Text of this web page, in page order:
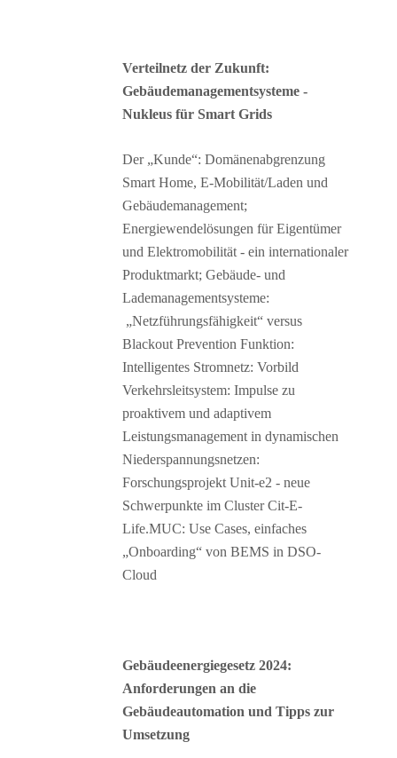
Verteilnetz der Zukunft:
Gebäudemanagementsysteme -
Nukleus für Smart Grids
Der „Kunde“: Domänenabgrenzung
Smart Home, E-Mobilität/Laden und
Gebäudemanagement;
Energiewendelösungen für Eigentümer
und Elektromobilität - ein internationaler
Produktmarkt; Gebäude- und
Lademanagementsysteme:
„Netzführungsfähigkeit“ versus
Blackout Prevention Funktion:
Intelligentes Stromnetz: Vorbild
Verkehrsleitsystem: Impulse zu
proaktivem und adaptivem
Leistungsmanagement in dynamischen
Niederspannungsnetzen:
Forschungsprojekt Unit-e2 - neue
Schwerpunkte im Cluster Cit-E-
Life.MUC: Use Cases, einfaches
„Onboarding“ von BEMS in DSO-
Cloud
Gebäudeenergiegesetz 2024:
Anforderungen an die
Gebäudeautomation und Tipps zur
Umsetzung